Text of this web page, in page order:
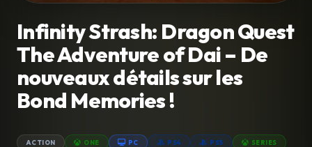
Infinity Strash: Dragon Quest
The Adventure of Dai – De
nouveaux détails sur les
Bond Memories !
ACTION ONE PC PS4 PS5 SERIES